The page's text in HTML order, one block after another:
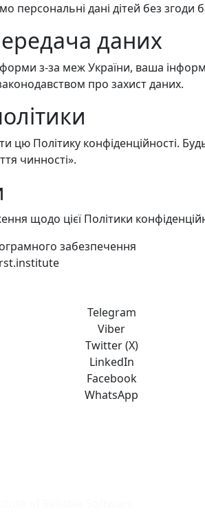
персональні дані дітей без згоди
даних
з-за меж України, ваша
про захист даних.
Політику конфіденційності.
чинності».
щодо цієї Політики
забезпечення
Telegram
Viber
Twitter (X)
LinkedIn
Facebook
WhatsApp